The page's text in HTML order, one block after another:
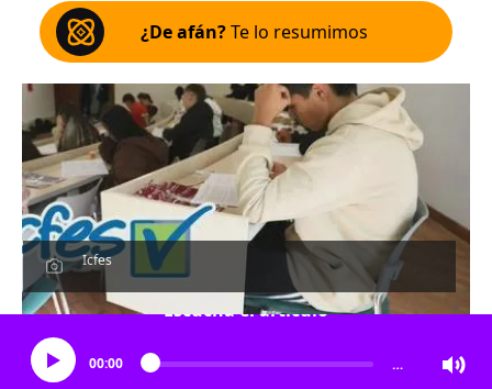
¿De afán?Te lo resumimos
Icfes
Escucha el artículo
00:00 …